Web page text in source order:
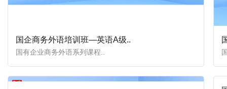
国企商务外语培训班—英语A级..
国有企业商务外语系列课程..